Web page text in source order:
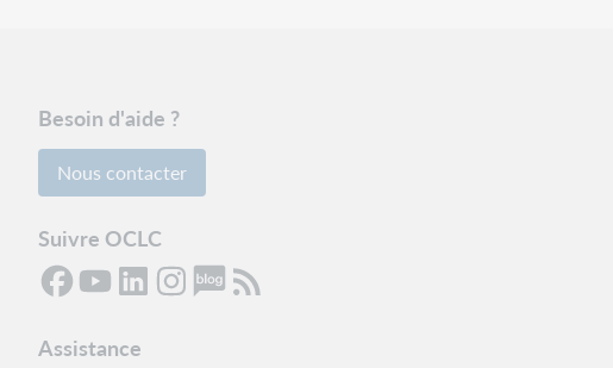
Besoin d'aide ?
Nous contacter
Suivre OCLC
Assistance